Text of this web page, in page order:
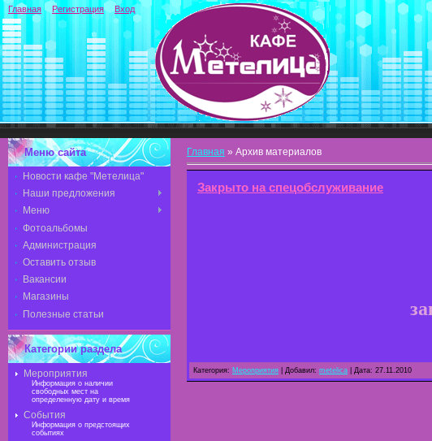
Главная Регистрация Вход
Меню сайта
Новости кафе "Метелица"
Наши предложения
Меню
Фотоальбомы
Администрация
Оставить отзыв
Вакансии
Магазины
Полезные статьи
Категории раздела
Мероприятия
Информация о наличии
свободных мест на
определенную дату и время
События
Информация о предстоящих
событиях
Главная » Архив материалов
Закрыто на спецобслуживание
Категория: Мероприятия | Добавил: metelica | Дата: 27.11.2010